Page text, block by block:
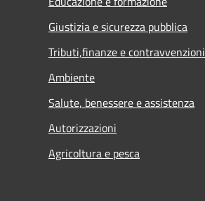
Giustizia e sicurezza pubblica
Tributi,finanze e contravvenzioni
Ambiente
Salute, benessere e assistenza
Autorizzazioni
Agricoltura e pesca